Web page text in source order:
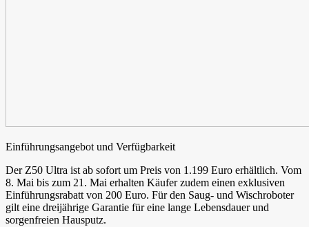
Einführungsangebot und Verfügbarkeit
Der Z50 Ultra ist ab sofort um Preis von 1.199 Euro erhältlich. Vom
8. Mai bis zum 21. Mai erhalten Käufer zudem einen exklusiven
Einführungsrabatt von 200 Euro. Für den Saug- und Wischroboter
gilt eine dreijährige Garantie für eine lange Lebensdauer und
sorgenfreien Hausputz.